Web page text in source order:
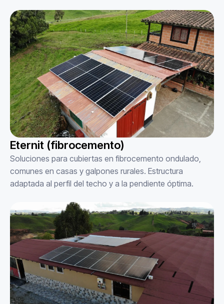
Eternit (fibrocemento)
Soluciones para cubiertas en fibrocemento ondulado,
comunes en casas y galpones rurales. Estructura
adaptada al perfil del techo y a la pendiente óptima.